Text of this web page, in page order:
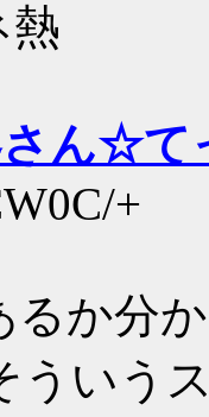
熱
ん☆て
+
るか分
ういう